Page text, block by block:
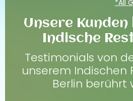
*All
Unsere
Indische
Testimonials von
unserem Indischen
Berlin berührt